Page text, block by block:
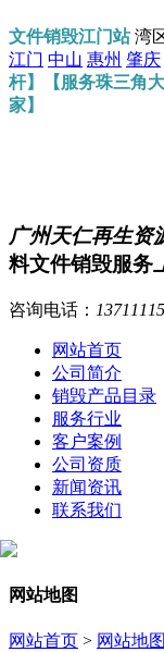
文件销毁江门站湾
江门 中山 惠州 肇庆
杆】【服务珠三角
家】
广州天仁再生资
料文件销毁服务
咨询电话：
网站首页
公司简介
销毁产品目录
服务行业
客户案例
公司资质
新闻资讯
联系我们
网站地图
网站首页 > 网站地图